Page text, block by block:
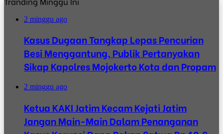
2 minggu ago
Kasus Dugaan Tangkap Lepas Pencurian
Besi Menggantung, Publik Pertanyakan
Sikap Kapolres Mojokerto Kota dan Propam
2 minggu ago
Ketua KAKI Jatim Kecam Kejati Jatim
Jangan Main-Main Dalam Penanganan